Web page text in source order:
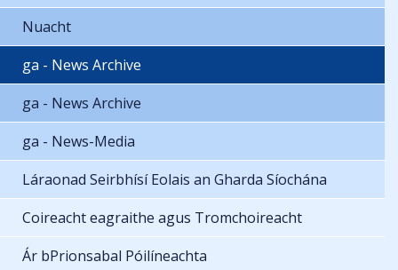
Nuacht
ga - News Archive
ga - News Archive
ga - News-Media
Láraonad Seirbhísí Eolais an Gharda Síochána
Coireacht eagraithe agus Tromchoireacht
Ár bPrionsabal Póilíneachta